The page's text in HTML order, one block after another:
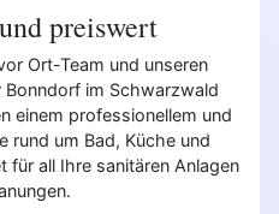
preiswert
Ort-Team und unseren
im Schwarzwald
einem professionellem und
rund um Bad, Küche und
für all Ihre sanitären Anlagen